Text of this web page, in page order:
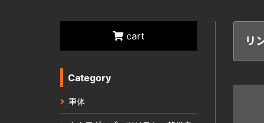
cart
Category
車体
リ